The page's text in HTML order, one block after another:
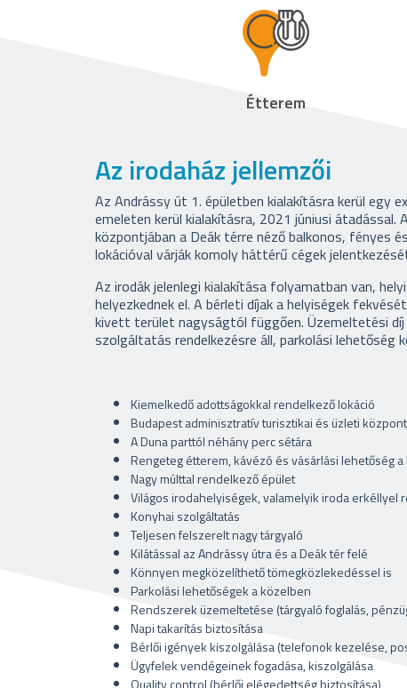
Étterem
Az irodaház jellemzői
Az Andrássy út 1. épületben kialakításra kerül egy
emeleten kerül kialakításra, 2021 júniusi
központjában a Deák térre néző balkonos, fényes
lokációval várják komoly háttérű cégek
Az irodák jelenlegi kialakítása folyamatban van,
helyezkednek el. A bérleti díjak a helyiségek
kivett terület nagyságtól függően. Üzemeltetési díj
szolgáltatás rendelkezésre áll, parkolási
Kiemelkedő adottságokkal rendelkező lokáció
Budapest adminisztratív turisztikai és üzleti
A Duna parttól néhány perc sétára
Rengeteg étterem, kávézó és vásárlási lehetőség
Nagy múlttal rendelkező épület
Világos irodahelyiségek, valamelyik iroda erkéllyel
Konyhai szolgáltatás
Teljesen felszerelt nagy tárgyaló
Kilátással az Andrássy útra és a Deák tér felé
Könnyen megközelíthető tömegközlekedéssel is
Parkolási lehetőségek a közelben
Rendszerek üzemeltetése (tárgyaló foglalás,
Napi takarítás biztosítása
Bérlői igények kiszolgálása (telefonok kezelése,
Ügyfelek vendégeinek fogadása, kiszolgálása
Quality control (bérlői elégedettség biztosítása)